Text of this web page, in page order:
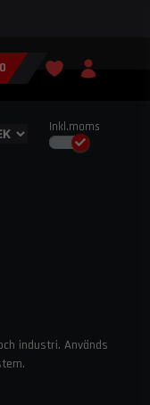
Inkl.moms
0
industri. Används